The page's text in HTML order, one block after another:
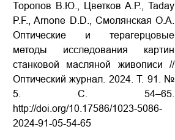
Торопов В.Ю., Цветков А.Р., Taday
P.F., Arnone D.D., Смолянская О.А.
Оптические и терагерцовые
методы исследования картин
станковой масляной живописи //
Оптический журнал. 2024. Т. 91. №
5. С. 54–65.
http://doi.org/10.17586/1023-5086-
2024-91-05-54-65